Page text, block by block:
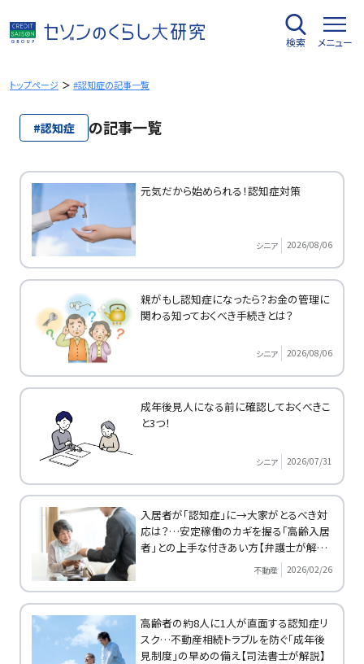
容
を
キ
検索 メニュー
トップページ #認知症の記事一覧
#認知症 の記事一覧
元気だから始められる！認知症対策
シニア 2026/08/06
親がもし認知症になったら？お金の管理に
関わる知っておくべき手続きとは？
シニア 2026/08/06
成年後見人になる前に確認しておくべきこ
と3つ！
シニア 2026/07/31
入居者が「認知症」に→大家がとるべき対
応は？…安定稼働のカギを握る「高齢入居
者」との上手な付きあい方【弁護士が解
不動産 2026/02/26
高齢者の約8人に1人が直面する認知症リ
スク…不動産相続トラブルを防ぐ「成年後
見制度」の早めの備え【司法書士が解説】